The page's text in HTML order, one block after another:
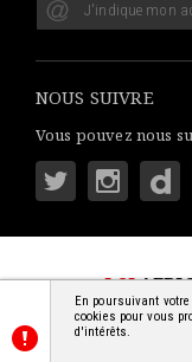
NOUS SUIVRE
Vous pouvez nous
LSI
©
En poursuivant
cookies pour vous
d'intérêts.